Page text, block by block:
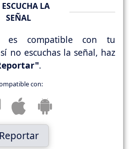
LA
SEÑAL
es compatible con tu
no escuchas la señal, haz
.
con:
Reportar